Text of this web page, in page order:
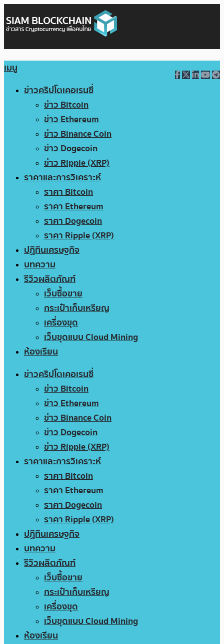
เมนู
ข่าวคริปโตเคอเรนซี่
ข่าว Bitcoin
ข่าว Ethereum
ข่าว Binance Coin
ข่าว Dogecoin
ข่าว Ripple (XRP)
ราคาและการวิเคราะห์
ราคา Bitcoin
ราคา Ethereum
ราคา Dogecoin
ราคา Ripple (XRP)
ปฏิทินเศรษฐกิจ
บทความ
รีวิวผลิตภัณฑ์
เว็บซื้อขาย
กระเป๋าเก็บเหรียญ
เครื่องขุด
เว็บขุดแบบ Cloud Mining
ห้องเรียน
ข่าวคริปโตเคอเรนซี่
ข่าว Bitcoin
ข่าว Ethereum
ข่าว Binance Coin
ข่าว Dogecoin
ข่าว Ripple (XRP)
ราคาและการวิเคราะห์
ราคา Bitcoin
ราคา Ethereum
ราคา Dogecoin
ราคา Ripple (XRP)
ปฏิทินเศรษฐกิจ
บทความ
รีวิวผลิตภัณฑ์
เว็บซื้อขาย
กระเป๋าเก็บเหรียญ
เครื่องขุด
เว็บขุดแบบ Cloud Mining
ห้องเรียน